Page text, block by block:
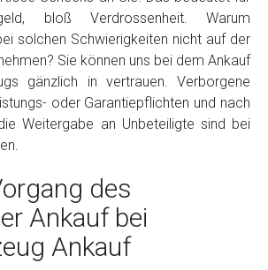
bloß Verdrossenheit. Warum
solchen Schwierigkeiten nicht auf der
Sie können uns bei dem Ankauf
gänzlich in vertrauen. Verborgene
oder Garantiepflichten und nach
Weitergabe an Unbeteiligte sind bei
des
Ankauf bei
Ankauf